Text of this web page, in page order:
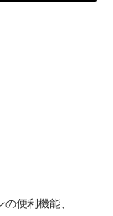
便利機能、